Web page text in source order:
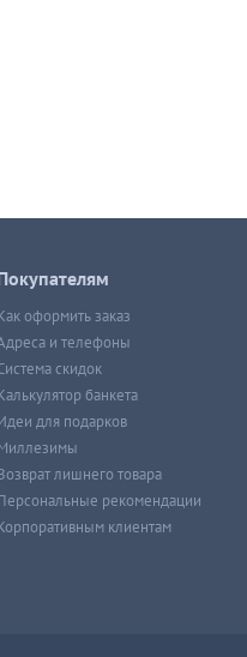
оформить заказ
и телефоны
скидок
банкета
для подарков
лишнего товара
рекомендации
клиентам